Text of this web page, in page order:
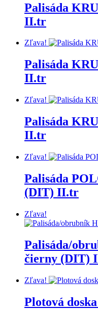
Palisáda
II.tr
Zľava!
Palisáda
II.tr
Zľava!
Palisáda
II.tr
Zľava!
Palisáda
(DIT) II.tr
Zľava!
Palisáda/
čierny (DIT)
Zľava!
Plotová